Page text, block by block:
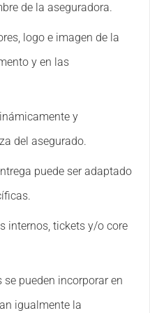
de la aseguradora.
logo e imagen de la
y en las
y
del asegurado.
puede ser adaptado
internos, tickets y/o core
se pueden incorporar en
igualmente la